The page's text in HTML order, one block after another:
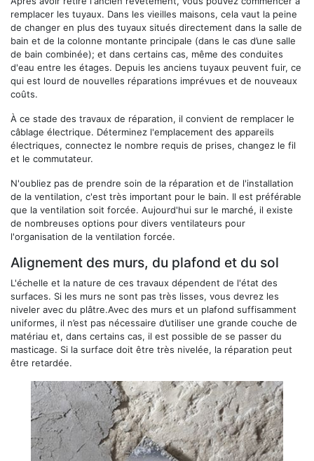
remplacer les tuyaux. Dans les vieilles maisons, cela vaut la peine
de changer en plus des tuyaux situés directement dans la salle de
bain et de la colonne montante principale (dans le cas d’une salle
de bain combinée); et dans certains cas, même des conduites
d'eau entre les étages. Depuis les anciens tuyaux peuvent fuir, ce
qui est lourd de nouvelles réparations imprévues et de nouveaux
coûts.
À ce stade des travaux de réparation, il convient de remplacer le
câblage électrique. Déterminez l'emplacement des appareils
électriques, connectez le nombre requis de prises, changez le fil
et le commutateur.
N'oubliez pas de prendre soin de la réparation et de l'installation
de la ventilation, c'est très important pour le bain. Il est préférable
que la ventilation soit forcée. Aujourd'hui sur le marché, il existe
de nombreuses options pour divers ventilateurs pour
l'organisation de la ventilation forcée.
Alignement des murs, du plafond et du sol
L'échelle et la nature de ces travaux dépendent de l'état des
surfaces. Si les murs ne sont pas très lisses, vous devrez les
niveler avec du plâtre.Avec des murs et un plafond suffisamment
uniformes, il n’est pas nécessaire d’utiliser une grande couche de
matériau et, dans certains cas, il est possible de se passer du
masticage. Si la surface doit être très nivelée, la réparation peut
être retardée.